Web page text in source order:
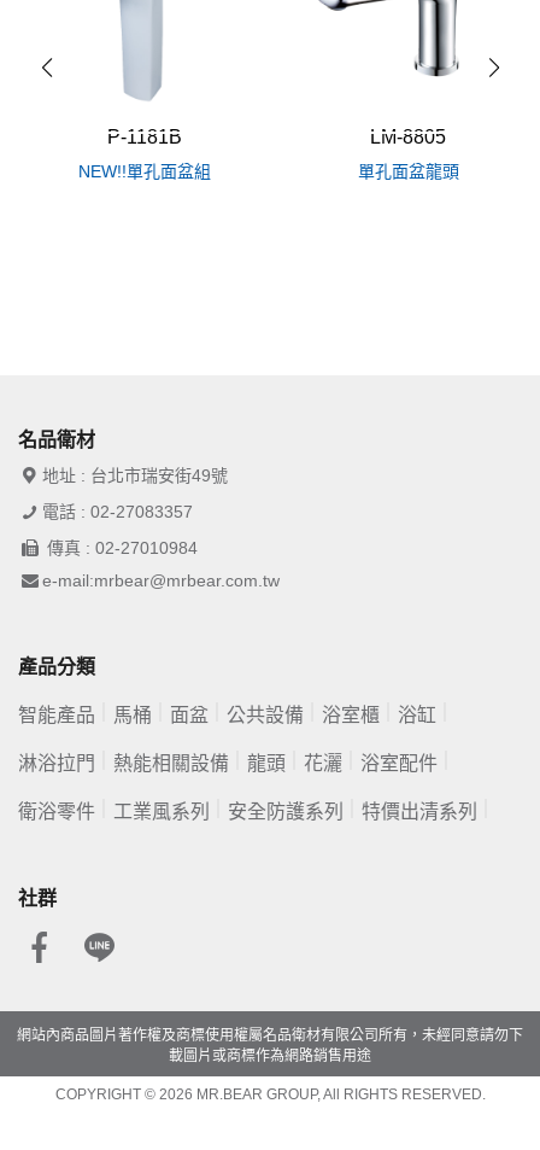
P-1181B
NEW!!單孔面盆組
LM-8805
單孔面盆龍頭
名品衛材
地址 : 台北市瑞安街49號
電話 : 02-27083357
傳真 : 02-27010984
e-mail:mrbear@mrbear.com.tw
產品分類
智能產品 馬桶 面盆 公共設備 浴室櫃 浴缸
淋浴拉門 熱能相關設備 龍頭 花灑 浴室配件
衛浴零件 工業風系列 安全防護系列 特價出清系列
社群
網站內商品圖片著作權及商標使用權屬名品衛材有限公司所有，未經同意請勿下
載圖片或商標作為網路銷售用途
COPYRIGHT © 2026 MR.BEAR GROUP, All RIGHTS RESERVED.